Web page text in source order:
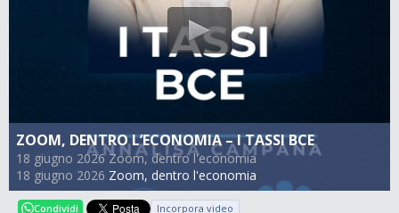
ZOOM, DENTRO L’ECONOMIA – I TASSI BCE
18 giugno 2026 Zoom, dentro l'economia
18 giugno 2026 Zoom, dentro l'economia
Condividi Incorpora video